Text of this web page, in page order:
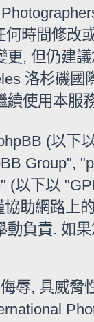
何時間修改
更, 但仍建
洛杉磯
續使用本服
(以下
Group",
" (以下以
助網路上
動負責. 如
辱, 具威脅